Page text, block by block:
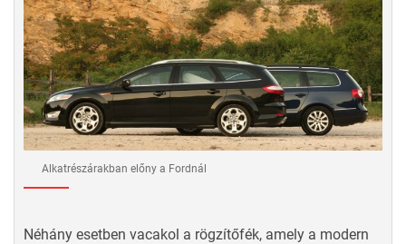
Alkatrészárakban előny a Fordnál
Néhány esetben vacakol a rögzítőfék, amely a modern